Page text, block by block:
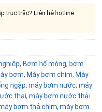
trục trặc? Liên hệ hotline
, Bơm hố móng, bơm
bơm, Máy bơm chìm, Máy
ngập, máy bơm nước, máy
thai, máy bơm nước thải
bơm thả chìm, máy bơm